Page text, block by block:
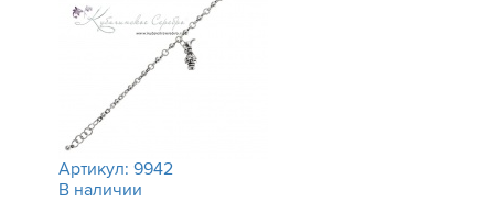
Артикул: 9942
В наличии